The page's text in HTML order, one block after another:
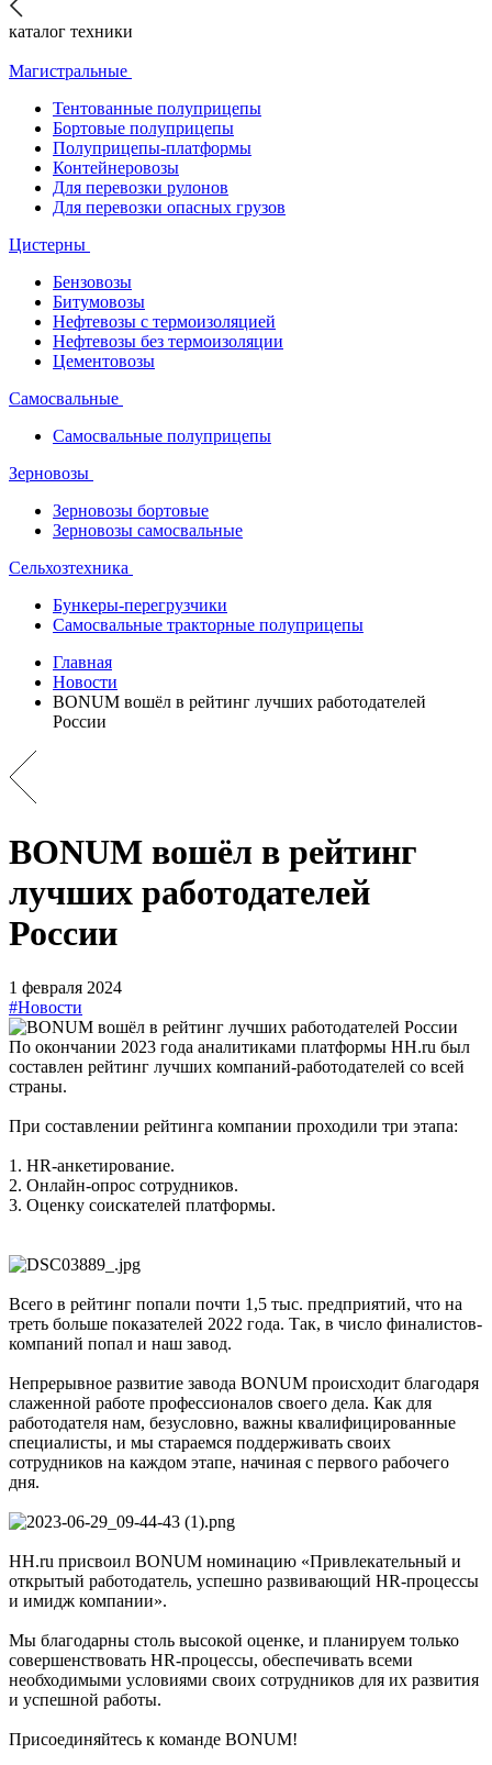
каталог техники
Магистральные
Тентованные полуприцепы
Бортовые полуприцепы
Полуприцепы-платформы
Контейнеровозы
Для перевозки рулонов
Для перевозки опасных грузов
Цистерны
Бензовозы
Битумовозы
Нефтевозы с термоизоляцией
Нефтевозы без термоизоляции
Цементовозы
Самосвальные
Самосвальные полуприцепы
Зерновозы
Зерновозы бортовые
Зерновозы самосвальные
Сельхозтехника
Бункеры-перегрузчики
Самосвальные тракторные полуприцепы
Главная
Новости
BONUM вошёл в рейтинг лучших работодателей
России
BONUM вошёл в рейтинг
лучших работодателей
России
1 февраля 2024
#Новости
По окончании 2023 года аналитиками платформы HH.ru был
составлен рейтинг лучших компаний-работодателей со всей
страны.
При составлении рейтинга компании проходили три этапа:
1. HR-анкетирование.
2. Онлайн-опрос сотрудников.
3. Оценку соискателей платформы.
Всего в рейтинг попали почти 1,5 тыс. предприятий, что на
треть больше показателей 2022 года. Так, в число финалистов-
компаний попал и наш завод.
Непрерывное развитие завода BONUM происходит благодаря
слаженной работе профессионалов своего дела. Как для
работодателя нам, безусловно, важны квалифицированные
специалисты, и мы стараемся поддерживать своих
сотрудников на каждом этапе, начиная с первого рабочего
дня.
HH.ru присвоил BONUM номинацию «Привлекательный и
открытый работодатель, успешно развивающий HR-процессы
и имидж компании».
Мы благодарны столь высокой оценке, и планируем только
совершенствовать HR-процессы, обеспечивать всеми
необходимыми условиями своих сотрудников для их развития
и успешной работы.
Присоединяйтесь к команде BONUM!